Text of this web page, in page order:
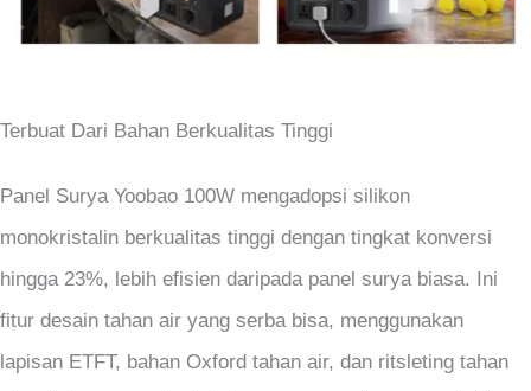
Terbuat Dari Bahan Berkualitas Tinggi
Panel Surya Yoobao 100W mengadopsi silikon
monokristalin berkualitas tinggi dengan tingkat konversi
hingga 23%, lebih efisien daripada panel surya biasa. Ini
fitur desain tahan air yang serba bisa, menggunakan
lapisan ETFT, bahan Oxford tahan air, dan ritsleting tahan